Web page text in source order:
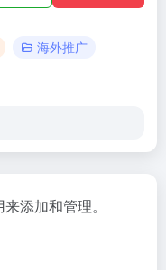
海外推广
添加和管理。